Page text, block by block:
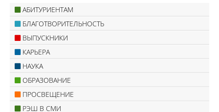
АБИТУРИЕНТАМ
БЛАГОТВОРИТЕЛЬНОСТЬ
ВЫПУСКНИКИ
КАРЬЕРА
НАУКА
ОБРАЗОВАНИЕ
ПРОСВЕЩЕНИЕ
РЭШ В СМИ